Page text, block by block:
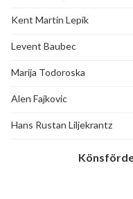
Kent Martin Lepik
Levent Baubec
Marija Todoroska
Alen Fajkovic
Hans Rustan Liljekrantz